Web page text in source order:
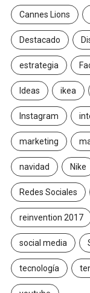
Cannes Lions
Destacado
estrategia
Ideas ikea
Instagram
marketing
navidad Nike
Redes Sociales
reinvention 2017
social media
tecnología